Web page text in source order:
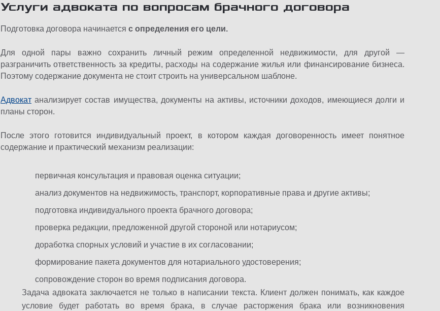
Услуги адвоката по вопросам брачного договора
Подготовка договора начинается с определения его цели.
Для одной пары важно сохранить личный режим определенной недвижимости, для другой —
разграничить ответственность за кредиты, расходы на содержание жилья или финансирование бизнеса.
Поэтому содержание документа не стоит строить на универсальном шаблоне.
Адвокат анализирует состав имущества, документы на активы, источники доходов, имеющиеся долги и
планы сторон.
После этого готовится индивидуальный проект, в котором каждая договоренность имеет понятное
содержание и практический механизм реализации:
первичная консультация и правовая оценка ситуации;
анализ документов на недвижимость, транспорт, корпоративные права и другие активы;
подготовка индивидуального проекта брачного договора;
проверка редакции, предложенной другой стороной или нотариусом;
доработка спорных условий и участие в их согласовании;
формирование пакета документов для нотариального удостоверения;
сопровождение сторон во время подписания договора.
Задача адвоката заключается не только в написании текста. Клиент должен понимать, как каждое
условие будет работать во время брака, в случае расторжения брака или возникновения